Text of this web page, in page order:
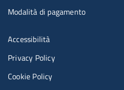
Modalità di pagamento
Menù riferimenti
Accessibilità
Privacy Policy
Cookie Policy